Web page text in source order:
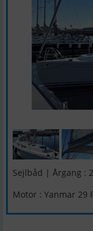
Sejlbåd | Årgang :
Motor : Yanmar 29